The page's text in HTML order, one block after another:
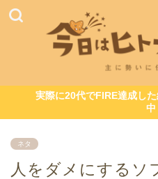
実際に20代でFIRE達成し
中
ネタ
人をダメにするソ